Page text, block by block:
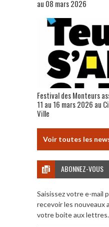
au 08 mars 2026
Festival des Monteurs
11 au 16 mars 2026 au
Ville
Voir toutes les
ABONNEZ-VOUS
Saisissez votre e-mail
recevoir les nouveaux
votre boite aux lettres.